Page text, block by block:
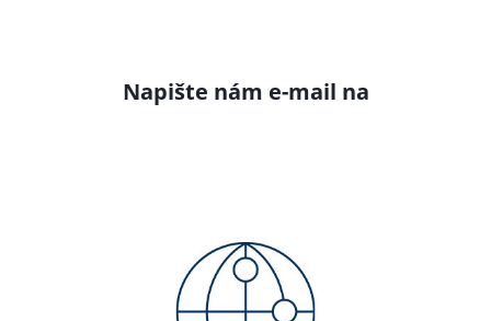
Napište nám e-mail na